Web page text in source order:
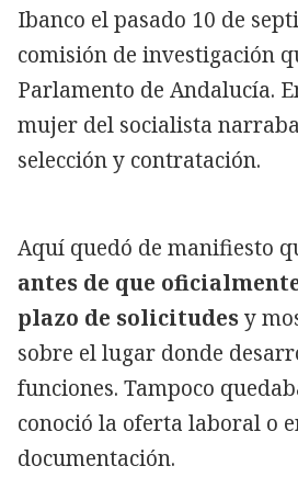
Ibanco el pasado 10 de
comisión de investigación
Parlamento de Andalucía.
mujer del socialista
selección y contratación.
Aquí quedó de manifiesto
antes de que
plazo de solicitudesy
sobre el lugar donde
funciones. Tampoco
conoció la oferta laboral o
documentación.